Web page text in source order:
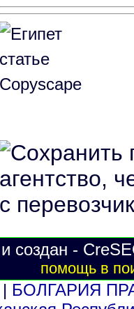
и создан -
помощь в
| БОЛГАРИЯ